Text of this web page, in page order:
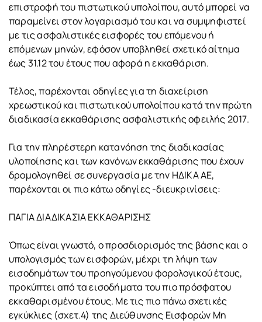
επιστροφή του πιστωτικού υπολοίπου, αυτό μπορεί να
παραμείνει στον λογαριασμό του και να συμψηφιστεί
με τις ασφαλιστικές εισφορές του επόμενου ή
επόμενων μηνών, εφόσον υποβληθεί σχετικό αίτημα
έως 31.12 του έτους που αφορά η εκκαθάριση.
Τέλος, παρέχονται οδηγίες για τη διαχείριση
χρεωστικού και πιστωτικού υπολοίπου κατά την πρώτη
διαδικασία εκκαθάρισης ασφαλιστικής οφειλής 2017.
Για την πληρέστερη κατανόηση της διαδικασίας
υλοποίησης και των κανόνων εκκαθάρισης που έχουν
δρομολογηθεί σε συνεργασία με την ΗΔΙΚΑ ΑΕ,
παρέχονται οι πιο κάτω οδηγίες -διευκρινίσεις:
ΠΑΓΙΑ ΔΙΑΔΙΚΑΣΙΑ ΕΚΚΑΘΑΡΙΣΗΣ
Όπως είναι γνωστό, ο προσδιορισμός της βάσης και ο
υπολογισμός των εισφορών, μέχρι τη λήψη των
εισοδημάτων του προηγούμενου φορολογικού έτους,
προκύπτει από τα εισοδήματα του πιο πρόσφατου
εκκαθαρισμένου έτους. Με τις πιο πάνω σχετικές
εγκύκλιες (σχετ.4) της Διεύθυνσης Εισφορών Μη